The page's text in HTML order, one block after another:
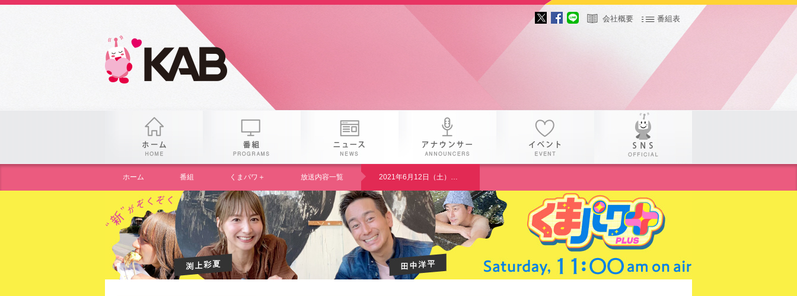
会社概要 番組表
ホーム 番組 くまパワ＋ 放送内容一覧 2021年6月12日（土）非対面キニナル自動販売機7連発